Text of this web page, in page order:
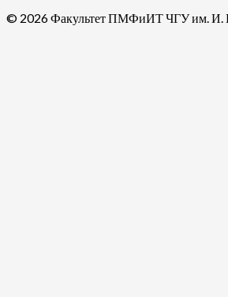
© 2026 Факультет ПМФиИТ ЧГУ им. И.